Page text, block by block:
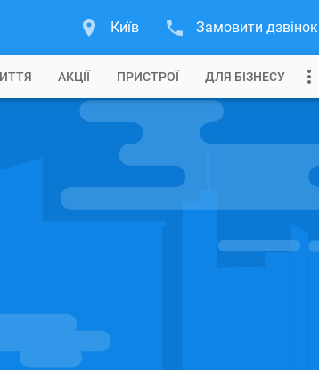
Київ Замовити дзвінок
АКЦІЇ ПРИСТРОЇ ДЛЯ БІЗНЕСУ